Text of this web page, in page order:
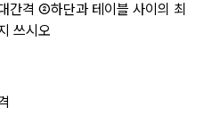
간격 ②하단과 테이블 사이의 최
쓰시오